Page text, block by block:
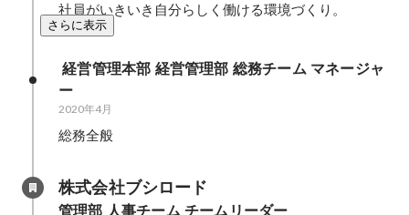
社員がいきいき自分らしく働ける環境づくり。
さらに表示
経営管理本部 経営管理部 総務チーム マネージャ
ー
2020年4月
総務全般
株式会社ブシロード